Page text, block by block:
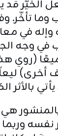
الخيّر قد
تأخّر.
وإله في
في وجه
(روي
بالأثر
هي